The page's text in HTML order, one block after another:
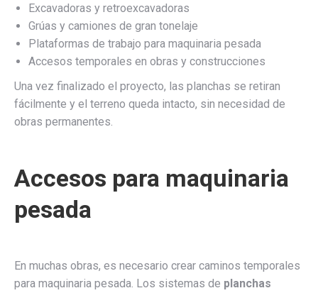
Excavadoras y retroexcavadoras
Grúas y camiones de gran tonelaje
Plataformas de trabajo para maquinaria pesada
Accesos temporales en obras y construcciones
Una vez finalizado el proyecto, las planchas se retiran
fácilmente y el terreno queda intacto, sin necesidad de
obras permanentes.
Accesos para maquinaria
pesada
En muchas obras, es necesario crear caminos temporales
para maquinaria pesada. Los sistemas de planchas